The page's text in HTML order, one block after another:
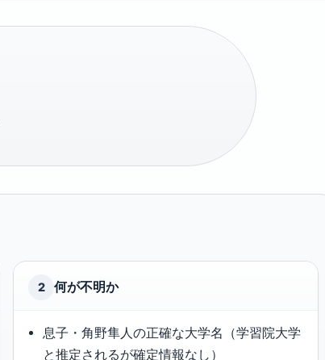
2 何が不明か
息子・角野隼人の正確な大学名（学習院大学
と推定されるが確定情報なし）